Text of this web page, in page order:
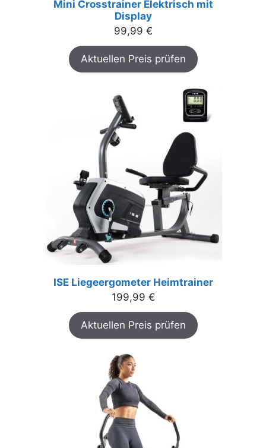
Mini Crosstrainer Elektrisch mit
Display
99,99 €
Aktuellen Preis prüfen
ISE Liegeergometer Heimtrainer
199,99 €
Aktuellen Preis prüfen